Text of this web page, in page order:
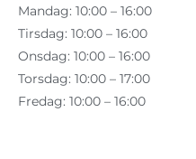
Mandag: 10:00 – 16:00
Tirsdag: 10:00 – 16:00
Onsdag: 10:00 – 16:00
Torsdag: 10:00 – 17:00
Fredag: 10:00 – 16:00